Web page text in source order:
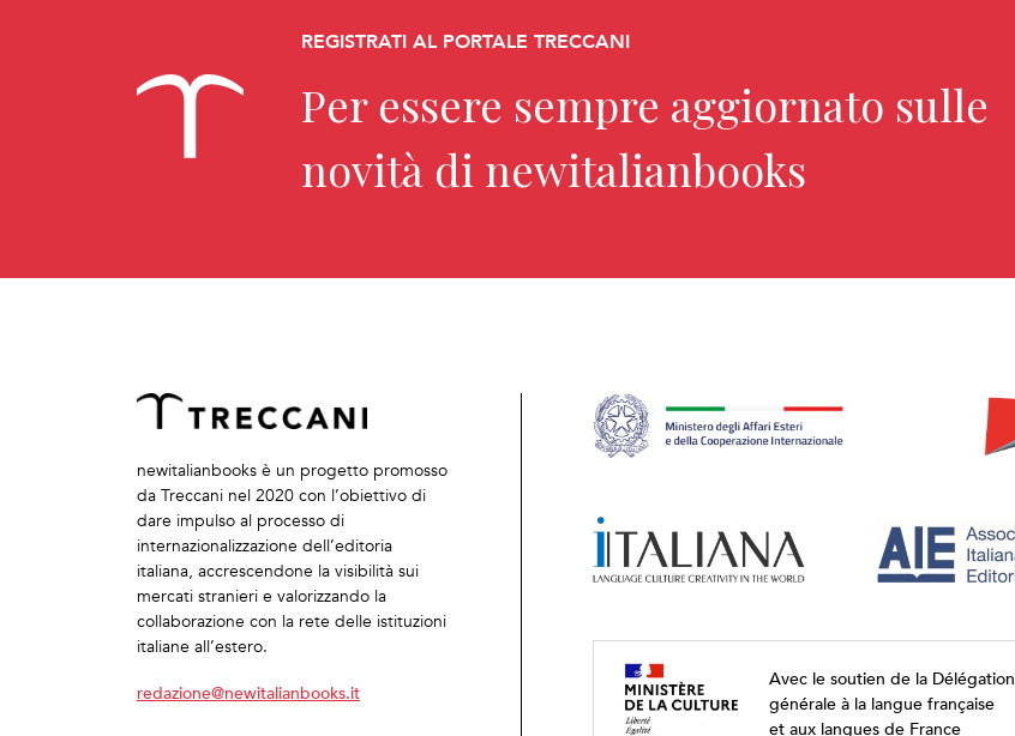
REGISTRATI AL PORTALE TRECCANI
Per essere sempre aggiornato sulle
novità di newitalianbooks
newitalianbooks è un progetto promosso
da Treccani nel 2020 con l’obiettivo di
dare impulso al processo di
internazionalizzazione dell’editoria
italiana, accrescendone la visibilità sui
mercati stranieri e valorizzando la
collaborazione con la rete delle istituzioni
italiane all’estero.
redazione@newitalianbooks.it
Avec le soutien de la Délégation
générale à la langue française
et aux langues de France